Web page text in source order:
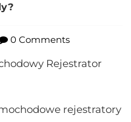
0 Comments
Rejestrator
rejestratory